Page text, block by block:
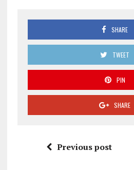
SHARE
TWEET
PIN
SHARE
Previous post